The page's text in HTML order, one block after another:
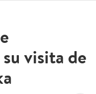
visita de